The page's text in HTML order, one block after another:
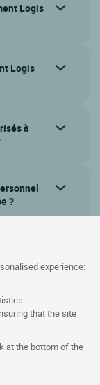
experience:
that the site
at the bottom of the
Logis
Logis
à
?